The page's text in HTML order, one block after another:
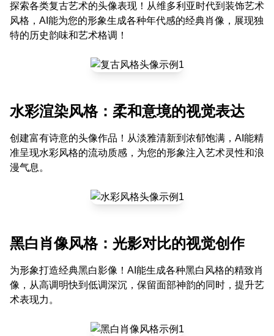
探索各类复古艺术的头像表现！从维多利亚时代到装饰艺术
风格，AI能为您的形象生成各种年代感的经典肖像，展现独
特的历史韵味和艺术格调！
水彩渲染风格：柔和意境的视觉表达
创建富有诗意的头像作品！从淡雅清新到浓郁饱满，AI能精
准呈现水彩风格的流动质感，为您的形象注入艺术灵性和浪
漫气息。
黑白肖像风格：光影对比的视觉创作
为形象打造经典黑白影像！AI能生成各种黑白风格的精致肖
像，从高调明快到低调深沉，保留面部神韵的同时，提升艺
术表现力。